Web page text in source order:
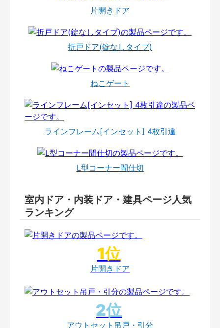
片開きドア
折戸ドア(錠なしタイプ)
ねこゲート
ラインフレーム[インセット] 4枚引違
L型コーナー間仕切
室内ドア・内装ドア・建具ページ人気
ランキング
片開きドア
アウトセット吊戸・引分